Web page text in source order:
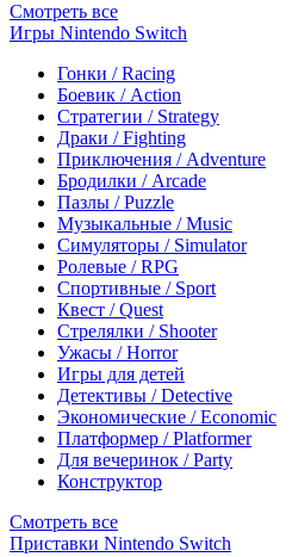
Смотреть все
Игры Nintendo Switch
Гонки / Racing
Боевик / Action
Стратегии / Strategy
Драки / Fighting
Приключения / Adventure
Бродилки / Arcade
Пазлы / Puzzle
Музыкальные / Music
Симуляторы / Simulator
Ролевые / RPG
Спортивные / Sport
Квест / Quest
Стрелялки / Shooter
Ужасы / Horror
Игры для детей
Детективы / Detective
Экономические / Economic
Платформер / Platformer
Для вечеринок / Party
Конструктор
Смотреть все
Приставки Nintendo Switch